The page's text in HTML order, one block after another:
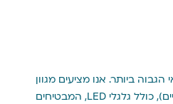
ביותר. אנו מציעים מגוון
גלגלים מקוריים (קדמיים ואחוריים), כולל גלגלי LED, המבטיחים